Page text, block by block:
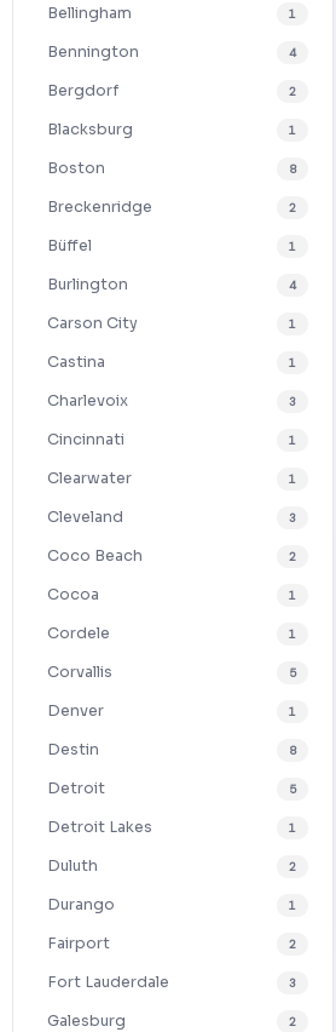
Bellingham 1
Bennington 4
Bergdorf 2
Blacksburg 1
Boston 8
Breckenridge 2
Büffel 1
Burlington 4
Carson City 1
Castina 1
Charlevoix 3
Cincinnati 1
Clearwater 1
Cleveland 3
Coco Beach 2
Cocoa 1
Cordele 1
Corvallis 5
Denver 1
Destin 8
Detroit 5
Detroit Lakes 1
Duluth 2
Durango 1
Fairport 2
Fort Lauderdale 3
Galesburg 2